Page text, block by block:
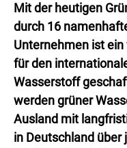
Mit der heutigen
durch 16
Unternehmen ist
für den
Wasserstoff
werden grüner
Ausland mit
in Deutschland